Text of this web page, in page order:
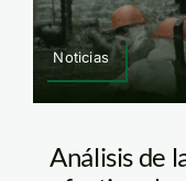
Noticias
Análisis de